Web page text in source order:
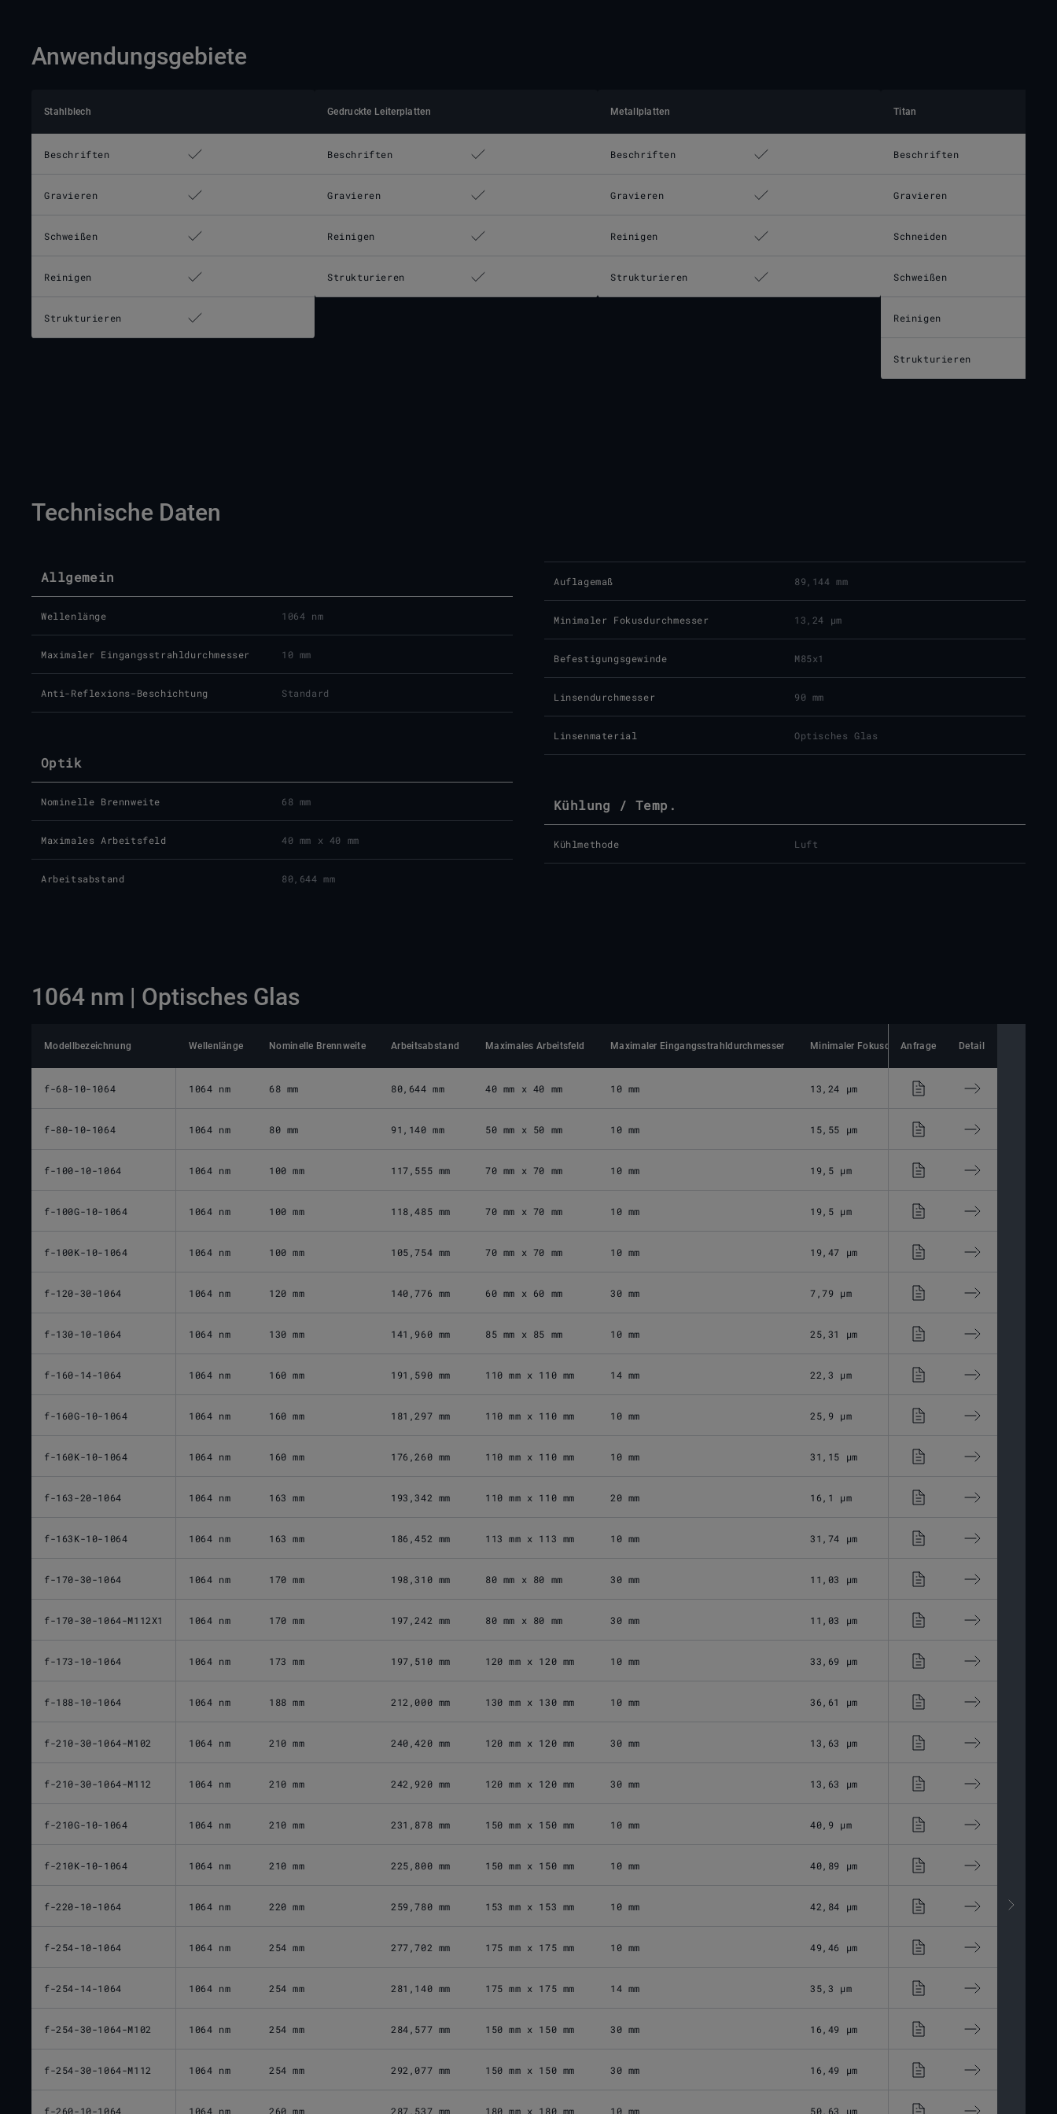
Anwendungsgebiete
Stahlblech
Beschriften
Gravieren
Schweißen
Reinigen
Strukturieren
Gedruckte Leiterplatten
Beschriften
Gravieren
Reinigen
Strukturieren
Metallplatten
Beschriften
Gravieren
Reinigen
Strukturieren
Titan
Beschriften
Gravieren
Schneiden
Schweißen
Reinigen
Strukturieren
Technische Daten
Allgemein
Wellenlänge 1064 nm
Maximaler Eingangsstrahldurchmesser 10 mm
Anti-Reflexions-Beschichtung Standard
Optik
Nominelle Brennweite 68 mm
Maximales Arbeitsfeld 40 mm x 40 mm
Arbeitsabstand 80,644 mm
Auflagemaß 89,144 mm
Minimaler Fokusdurchmesser 13,24 μm
Befestigungsgewinde M85x1
Linsendurchmesser 90 mm
Linsenmaterial Optisches Glas
Kühlung / Temp.
Kühlmethode Luft
1064 nm | Optisches Glas
Modellbezeichnung Wellenlänge Nominelle Brennweite Arbeitsabstand Maximales Arbeitsfeld Maximaler Eingangsstrahldurchmesser Minimaler Fokusdurchmesser Linsenmaterial
Anfrage Detail
f-68-10-1064 1064 nm 68 mm 80,644 mm 40 mm x 40 mm 10 mm 13,24 μm Optisches Glas
f-80-10-1064 1064 nm 80 mm 91,140 mm 50 mm x 50 mm 10 mm 15,55 μm Optisches Glas
f-100-10-1064 1064 nm 100 mm 117,555 mm 70 mm x 70 mm 10 mm 19,5 μm Optisches Glas
f-100G-10-1064 1064 nm 100 mm 118,485 mm 70 mm x 70 mm 10 mm 19,5 μm Optisches Glas
f-100K-10-1064 1064 nm 100 mm 105,754 mm 70 mm x 70 mm 10 mm 19,47 μm Optisches Glas
f-120-30-1064 1064 nm 120 mm 140,776 mm 60 mm x 60 mm 30 mm 7,79 μm Optisches Glas
f-130-10-1064 1064 nm 130 mm 141,960 mm 85 mm x 85 mm 10 mm 25,31 μm Optisches Glas
f-160-14-1064 1064 nm 160 mm 191,590 mm 110 mm x 110 mm 14 mm 22,3 μm Optisches Glas
f-160G-10-1064 1064 nm 160 mm 181,297 mm 110 mm x 110 mm 10 mm 25,9 μm Optisches Glas
f-160K-10-1064 1064 nm 160 mm 176,260 mm 110 mm x 110 mm 10 mm 31,15 μm Optisches Glas
f-163-20-1064 1064 nm 163 mm 193,342 mm 110 mm x 110 mm 20 mm 16,1 μm Optisches Glas
f-163K-10-1064 1064 nm 163 mm 186,452 mm 113 mm x 113 mm 10 mm 31,74 μm Optisches Glas
f-170-30-1064 1064 nm 170 mm 198,310 mm 80 mm x 80 mm 30 mm 11,03 μm Optisches Glas
f-170-30-1064-M112X1 1064 nm 170 mm 197,242 mm 80 mm x 80 mm 30 mm 11,03 μm Optisches Glas
f-173-10-1064 1064 nm 173 mm 197,510 mm 120 mm x 120 mm 10 mm 33,69 μm Optisches Glas
f-188-10-1064 1064 nm 188 mm 212,000 mm 130 mm x 130 mm 10 mm 36,61 μm Optisches Glas
f-210-30-1064-M102 1064 nm 210 mm 240,420 mm 120 mm x 120 mm 30 mm 13,63 μm Optisches Glas
f-210-30-1064-M112 1064 nm 210 mm 242,920 mm 120 mm x 120 mm 30 mm 13,63 μm Optisches Glas
f-210G-10-1064 1064 nm 210 mm 231,878 mm 150 mm x 150 mm 10 mm 40,9 μm Optisches Glas
f-210K-10-1064 1064 nm 210 mm 225,800 mm 150 mm x 150 mm 10 mm 40,89 μm Optisches Glas
f-220-10-1064 1064 nm 220 mm 259,780 mm 153 mm x 153 mm 10 mm 42,84 μm Optisches Glas
f-254-10-1064 1064 nm 254 mm 277,702 mm 175 mm x 175 mm 10 mm 49,46 μm Optisches Glas
f-254-14-1064 1064 nm 254 mm 281,140 mm 175 mm x 175 mm 14 mm 35,3 μm Optisches Glas
f-254-30-1064-M102 1064 nm 254 mm 284,577 mm 150 mm x 150 mm 30 mm 16,49 μm Optisches Glas
f-254-30-1064-M112 1064 nm 254 mm 292,077 mm 150 mm x 150 mm 30 mm 16,49 μm Optisches Glas
f-260-10-1064 1064 nm 260 mm 287,537 mm 180 mm x 180 mm 10 mm 50,63 μm Optisches Glas